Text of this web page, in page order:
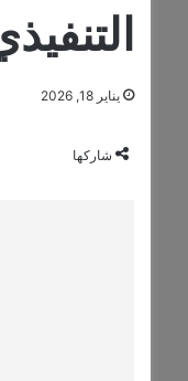
يناير 18, 2026
شاركها